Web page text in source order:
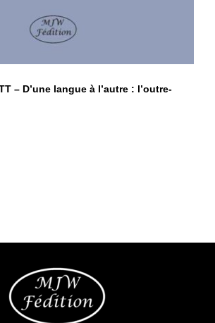
– D’une langue à l’autre : l’outre-